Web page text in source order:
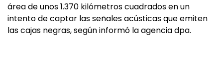
área de unos 1.370 kilómetros cuadrados en un
intento de captar las señales acústicas que emiten
las cajas negras, según informó la agencia dpa.